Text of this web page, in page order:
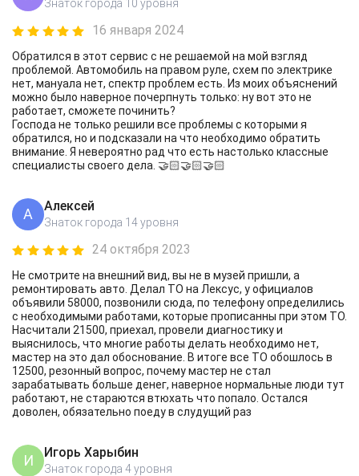
Знаток города 10 уровня
16 января 2024
Обратился в этот сервис с не решаемой на мой взгляд
проблемой. Автомобиль на правом руле, схем по электрике
нет, мануала нет, спектр проблем есть. Из моих объяснений
можно было наверное почерпнуть только: ну вот это не
работает, сможете починить?
Господа не только решили все проблемы с которыми я
обратился, но и подсказали на что необходимо обратить
внимание. Я невероятно рад что есть настолько классные
специалисты своего дела. 🤝🏻🤝🏻🤝🏻
А Алексей
Знаток города 14 уровня
24 октября 2023
Не смотрите на внешний вид, вы не в музей пришли, а
ремонтировать авто. Делал ТО на Лексус, у официалов
объявили 58000, позвонили сюда, по телефону определились
с необходимыми работами, которые прописанны при этом ТО.
Насчитали 21500, приехал, провели диагностику и
выяснилось, что многие работы делать необходимо нет,
мастер на это дал обоснование. В итоге все ТО обошлось в
12500, резонный вопрос, почему мастер не стал
зарабатывать больше денег, наверное нормальные люди тут
работают, не стараются втюхать что попало. Остался
доволен, обязательно поеду в слудущий раз
И Игорь Харыбин
Знаток города 4 уровня